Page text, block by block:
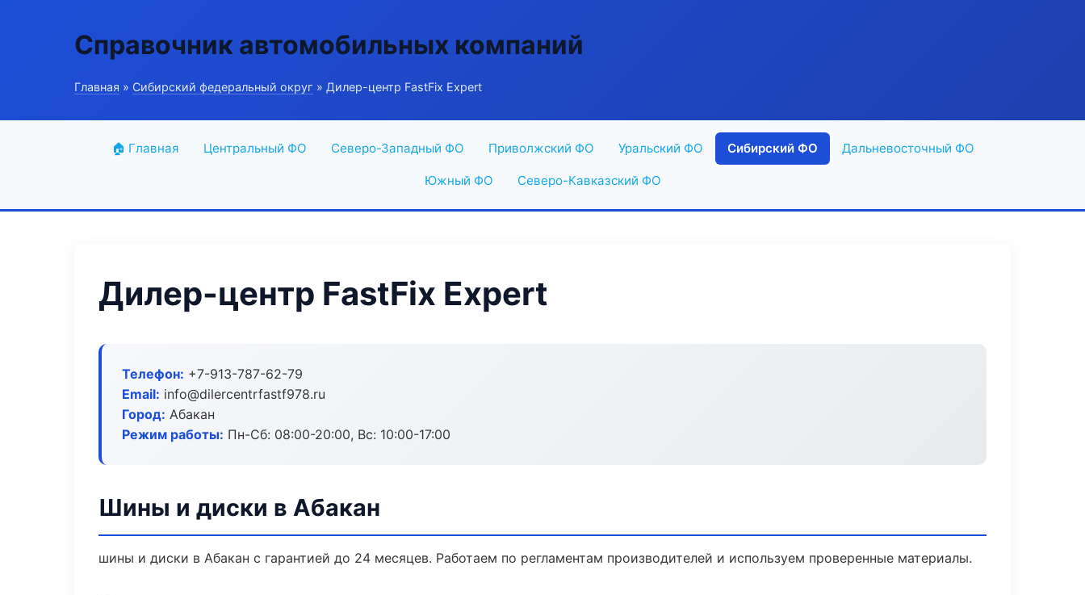
Справочник автомобильных компаний
Главная » Сибирский федеральный округ » Дилер-центр FastFix Expert
🏠 Главная Центральный ФО Северо-Западный ФО Приволжский ФО Уральский ФО Сибирский ФО Дальневосточный ФО
Южный ФО Северо-Кавказский ФО
Дилер-центр FastFix Expert
Телефон: +7-913-787-62-79
Email: info@dilercentrfastf978.ru
Город: Абакан
Режим работы: Пн-Сб: 08:00-20:00, Вс: 10:00-17:00
Шины и диски в Абакан
шины и диски в Абакан с гарантией до 24 месяцев. Работаем по регламентам производителей и используем проверенные материалы.